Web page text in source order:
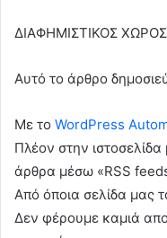
ΔΙΑΦΗΜΙΣΤΙΚΟΣ ΧΩΡΟΣ
Αυτό το άρθρο
Με το WordPress
Πλέον στην
άρθρα μέσω «RSS
Από όποια σελίδα μας
Δεν φέρουμε καμιά